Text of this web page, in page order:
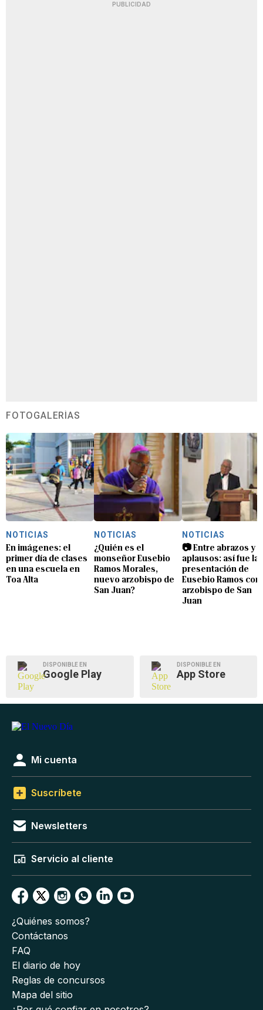
PUBLICIDAD
FOTOGALERÍAS
NOTICIAS
En imágenes: el
primer día de clases
en una escuela en
Toa Alta
NOTICIAS
¿Quién es el
monseñor Eusebio
Ramos Morales,
nuevo arzobispo de
San Juan?
NOTICIAS
📷 Entre abrazos y
aplausos: así fue la
presentación de
Eusebio Ramos
arzobispo de San
Juan
DISPONIBLE EN
Google Play
DISPONIBLE EN
App Store
Mi cuenta
Suscríbete
Newsletters
Servicio al cliente
¿Quiénes somos?
Contáctanos
FAQ
El diario de hoy
Reglas de concursos
Mapa del sitio